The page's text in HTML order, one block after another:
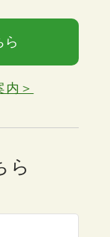
ら
内＞
ら